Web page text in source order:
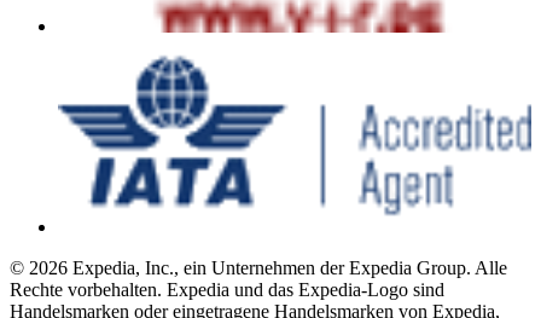
© 2026 Expedia, Inc., ein Unternehmen der Expedia Group. Alle
Rechte vorbehalten. Expedia und das Expedia-Logo sind
Handelsmarken oder eingetragene Handelsmarken von Expedia,